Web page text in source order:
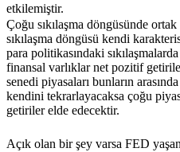
etkilemiştir.
Çoğu sıkılaşma döngüsünde
sıkılaşma döngüsü kendi
para politikasındaki
finansal varlıklar net pozitif
senedi piyasaları bunların
kendini tekrarlayacaksa çoğu
getiriler elde edecektir.
Açık olan bir şey varsa FED